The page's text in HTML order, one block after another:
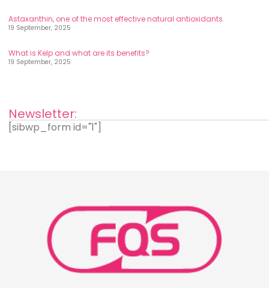
Astaxanthin, one of the most effective natural antioxidants.
19 September, 2025
What is Kelp and what are its benefits?
19 September, 2025
Newsletter:
[sibwp_form id="1"]